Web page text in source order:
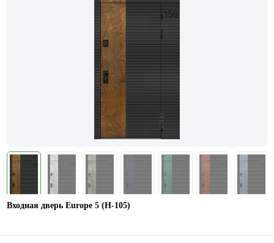
Входная дверь Europe 5 (H-105)